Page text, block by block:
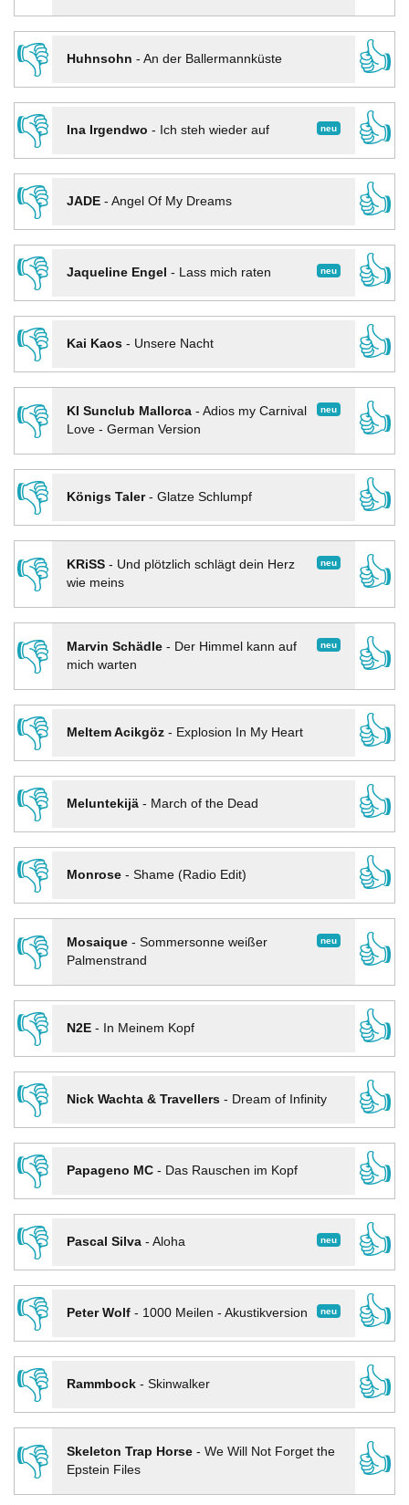
👎
Huhnsohn - An der Ballermannküste
👍
👎
neu
Ina Irgendwo - Ich steh wieder auf
👍
👎
JADE- Angel Of My Dreams
👍
👎
neu
Jaqueline Engel - Lass mich raten
👍
👎
Kai Kaos- Unsere Nacht
👍
👎
neu
KI Sunclub Mallorca- Adios my Carnival
Love - German Version
👍
👎
Königs Taler- Glatze Schlumpf
👍
👎
neu
KRiSS- Und plötzlich schlägt dein Herz
wie meins
👍
👎 neu
Marvin Schädle- Der Himmel kann auf
mich warten
👍
👎
Meltem Acikgöz- Explosion In My Heart
👍
👎
Meluntekijä- March of the Dead
👍
👎
Monrose- Shame (Radio Edit)
👍
👎
neu
Mosaique- Sommersonne weißer
Palmenstrand
👍
👎
N2E- In Meinem Kopf
👍
👎
Nick Wachta & Travellers- Dream of Infinity
👍
👎
Papageno MC- Das Rauschen im Kopf
👍
👎
neu
Pascal Silva- Aloha
👍
👎
neu
Peter Wolf- 1000 Meilen - Akustikversion
👍
👎
Rammbock- Skinwalker
👍
👎
Skeleton Trap Horse- We Will Not Forget the
Epstein Files
👍